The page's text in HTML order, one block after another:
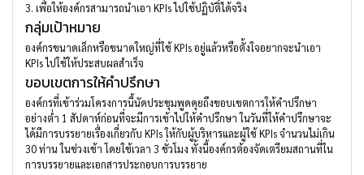
3. เพื่อให้องค์กรสามารถนำเอา KPIs ไปใช้ปฏิบัติได้จริง
กลุ่มเป้าหมาย
องค์กรขนาดเล็กหรือขนาดใหญ่ที่ใช้ KPIs อยู่แล้วหรือตั้งใจอยากจะนำเอา
KPIs ไปใช้ให้ประสบผลสำเร็จ
ขอบเขตการให้คำปรึกษา
องค์กรที่เข้าร่วมโครงการนี้นัดประชุมพูดคุยถึงขอบเขตการให้คำปรึกษา
อย่างต่ำ 1 สัปดาห์ก่อนที่จะมีการเข้าไปให้คำปรึกษา ในวันที่ให้คำปรึกษาจะ
ได้มีการบรรยายเรื่องเกี่ยวกับ KPIs ให้กับผู้บริหารและผู้ใช้ KPIs จำนวนไม่เกิน
30 ท่าน ในช่วงเช้า โดยใช้เวลา 3 ชั่วโมง ทั้งนี้องค์กรต้องจัดเตรียมสถานที่ใน
การบรรยายและเอกสารประกอบการบรรยาย